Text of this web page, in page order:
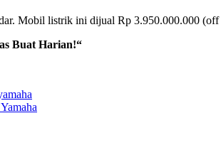
Mobil listrik ini dijual Rp 3.950.000.000 (off
Buat Harian!“